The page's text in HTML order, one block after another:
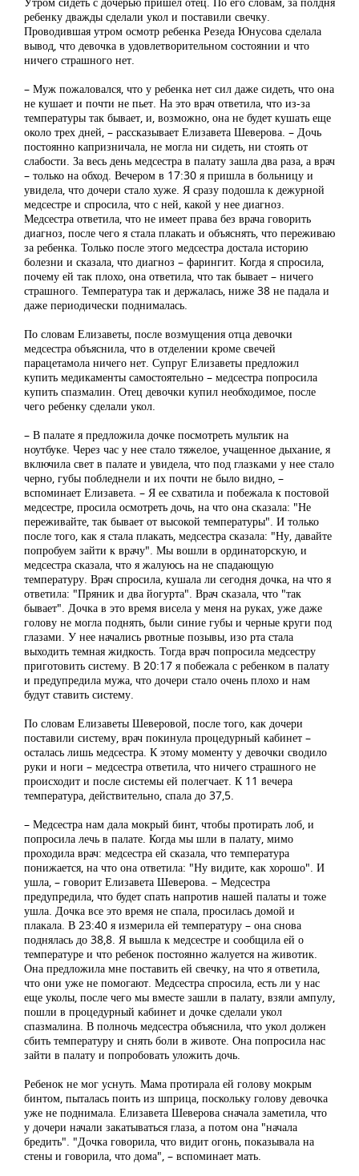
ребенку дважды сделали укол и поставили свечку.
Проводившая утром осмотр ребенка Резеда Юнусова сделала
вывод, что девочка в удовлетворительном состоянии и что
ничего страшного нет.
– Муж пожаловался, что у ребенка нет сил даже сидеть, что она
не кушает и почти не пьет. На это врач ответила, что из-за
температуры так бывает, и, возможно, она не будет кушать еще
около трех дней, – рассказывает Елизавета Шеверова. – Дочь
постоянно капризничала, не могла ни сидеть, ни стоять от
слабости. За весь день медсестра в палату зашла два раза, а врач
– только на обход. Вечером в 17:30 я пришла в больницу и
увидела, что дочери стало хуже. Я сразу подошла к дежурной
медсестре и спросила, что с ней, какой у нее диагноз.
Медсестра ответила, что не имеет права без врача говорить
диагноз, после чего я стала плакать и объяснять, что переживаю
за ребенка. Только после этого медсестра достала историю
болезни и сказала, что диагноз – фарингит. Когда я спросила,
почему ей так плохо, она ответила, что так бывает – ничего
страшного. Температура так и держалась, ниже 38 не падала и
даже периодически поднималась.
По словам Елизаветы, после возмущения отца девочки
медсестра объяснила, что в отделении кроме свечей
парацетамола ничего нет. Супруг Елизаветы предложил
купить медикаменты самостоятельно – медсестра попросила
купить спазмалин. Отец девочки купил необходимое, после
чего ребенку сделали укол.
– В палате я предложила дочке посмотреть мультик на
ноутбуке. Через час у нее стало тяжелое, учащенное дыхание, я
включила свет в палате и увидела, что под глазками у нее стало
черно, губы побледнели и их почти не было видно, –
вспоминает Елизавета. – Я ее схватила и побежала к постовой
медсестре, просила осмотреть дочь, на что она сказала: "Не
переживайте, так бывает от высокой температуры". И только
после того, как я стала плакать, медсестра сказала: "Ну, давайте
попробуем зайти к врачу". Мы вошли в ординаторскую, и
медсестра сказала, что я жалуюсь на не спадающую
температуру. Врач спросила, кушала ли сегодня дочка, на что я
ответила: "Пряник и два йогурта". Врач сказала, что "так
бывает". Дочка в это время висела у меня на руках, уже даже
голову не могла поднять, были синие губы и черные круги под
глазами. У нее начались рвотные позывы, изо рта стала
выходить темная жидкость. Тогда врач попросила медсестру
приготовить систему. В 20:17 я побежала с ребенком в палату
и предупредила мужа, что дочери стало очень плохо и нам
будут ставить систему.
По словам Елизаветы Шеверовой, после того, как дочери
поставили систему, врач покинула процедурный кабинет –
осталась лишь медсестра. К этому моменту у девочки сводило
руки и ноги – медсестра ответила, что ничего страшного не
происходит и после системы ей полегчает. К 11 вечера
температура, действительно, спала до 37,5.
– Медсестра нам дала мокрый бинт, чтобы протирать лоб, и
попросила лечь в палате. Когда мы шли в палату, мимо
проходила врач: медсестра ей сказала, что температура
понижается, на что она ответила: "Ну видите, как хорошо". И
ушла, – говорит Елизавета Шеверова. – Медсестра
предупредила, что будет спать напротив нашей палаты и тоже
ушла. Дочка все это время не спала, просилась домой и
плакала. В 23:40 я измерила ей температуру – она снова
поднялась до 38,8. Я вышла к медсестре и сообщила ей о
температуре и что ребенок постоянно жалуется на животик.
Она предложила мне поставить ей свечку, на что я ответила,
что они уже не помогают. Медсестра спросила, есть ли у нас
еще уколы, после чего мы вместе зашли в палату, взяли ампулу,
пошли в процедурный кабинет и дочке сделали укол
спазмалина. В полночь медсестра объяснила, что укол должен
сбить температуру и снять боли в животе. Она попросила нас
зайти в палату и попробовать уложить дочь.
Ребенок не мог уснуть. Мама протирала ей голову мокрым
бинтом, пыталась поить из шприца, поскольку голову девочка
уже не поднимала. Елизавета Шеверова сначала заметила, что
у дочери начали закатываться глаза, а потом она "начала
бредить". "Дочка говорила, что видит огонь, показывала на
стены и говорила, что дома", – вспоминает мать.